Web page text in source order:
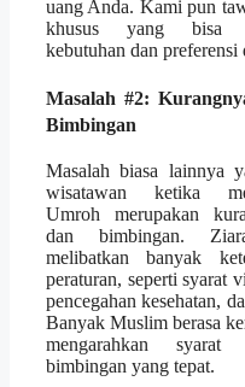
uang Anda. Kami pun
khusus yang bisa
kebutuhan dan preferensi
Masalah #2:
Bimbingan
Masalah biasa lainnya
wisatawan ketika
Umroh merupakan
dan bimbingan.
melibatkan banyak
peraturan, seperti syarat
pencegahan kesehatan,
Banyak Muslim berasa
mengarahkan
bimbingan yang tepat.